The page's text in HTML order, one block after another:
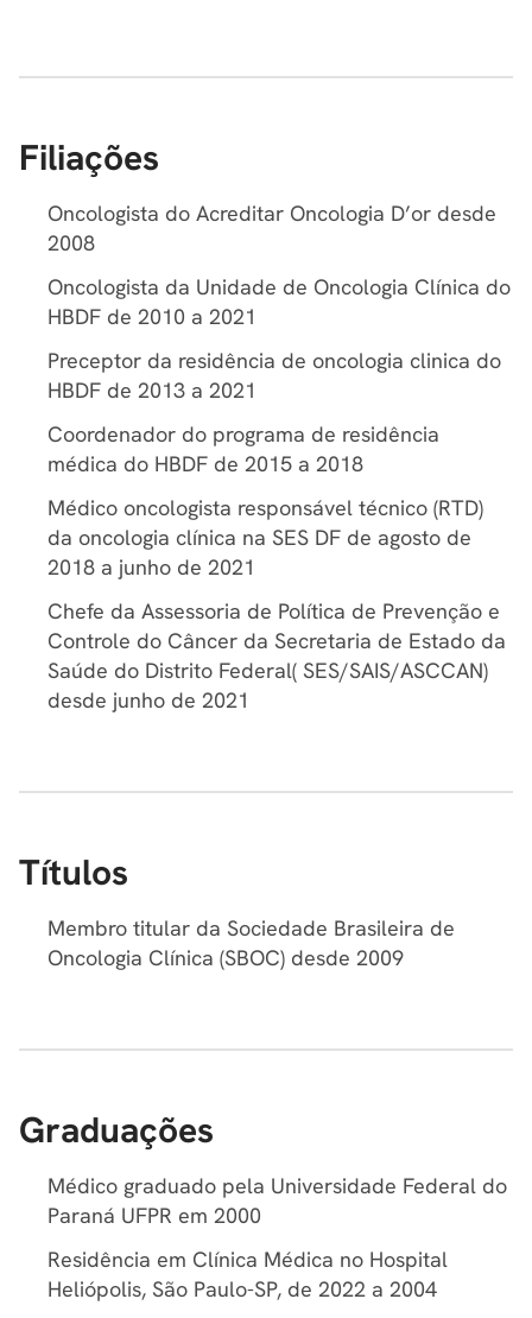
Filiações
Oncologista do Acreditar Oncologia D’or desde
2008
Oncologista da Unidade de Oncologia Clínica do
HBDF de 2010 a 2021
Preceptor da residência de oncologia clinica do
HBDF de 2013 a 2021
Coordenador do programa de residência
médica do HBDF de 2015 a 2018
Médico oncologista responsável técnico (RTD)
da oncologia clínica na SES DF de agosto de
2018 a junho de 2021
Chefe da Assessoria de Política de Prevenção e
Controle do Câncer da Secretaria de Estado da
Saúde do Distrito Federal( SES/SAIS/ASCCAN)
desde junho de 2021
Títulos
Membro titular da Sociedade Brasileira de
Oncologia Clínica (SBOC) desde 2009
Graduações
Médico graduado pela Universidade Federal do
Paraná UFPR em 2000
Residência em Clínica Médica no Hospital
Heliópolis, São Paulo-SP, de 2022 a 2004